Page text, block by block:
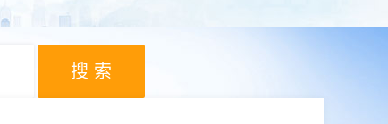
搜 索